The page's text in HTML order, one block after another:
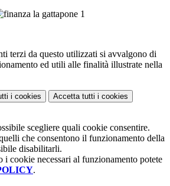
terzi da questo utilizzati si avvalgono di
ed utili alle finalità illustrate nella
i cookies Accetta tutti i cookies
scegliere quali cookie consentire.
che consentono il funzionamento della
disabilitarli.
i cookie necessari al funzionamento potete
.